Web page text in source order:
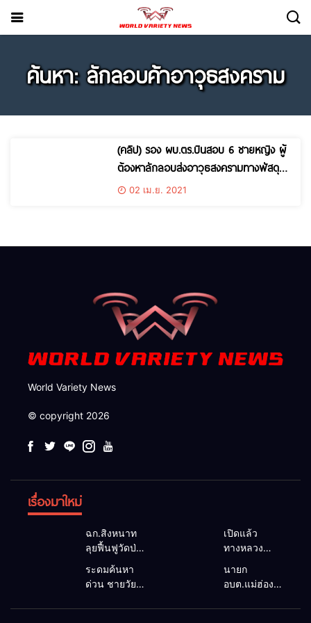
ค้นหา: ลักลอบค้าอาวุธสงคราม
(คลิป) รอง ผบ.ตร.บินสอบ 6 ชายหญิง ผู้
ต้องหาลักลอบส่งอาวุธสงครามทางพัสดุ
แม่สายเชียงราย
02 เม.ย. 2021
World Variety News
© copyright 2026
เรื่องมาใหม่
ฉก.สิงหนาท
ลุยฟื้นฟูวัดป่า
ถ้ำวัว ระดม
กำลังเคลียร์
ใต้สะพาน
ซ่อมคอ
เปิดแล้ว
ทางหลวง
ตามปกติ หลัง
คอสะพานแม่
สุยะขาดจาก
ระดมค้นหา
ด่วน ชายวัย
ปริศนาริมลำ
นายก
อบต.แม่ฮ่องสอน
แก้วิกฤตแม่น้ำ